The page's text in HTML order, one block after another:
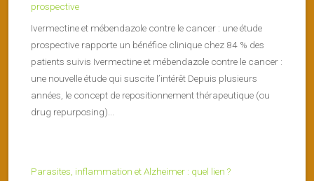
prospective
Ivermectine et mébendazole contre le cancer : une étude
prospective rapporte un bénéfice clinique chez 84 % des
patients suivis Ivermectine et mébendazole contre le cancer :
une nouvelle étude qui suscite l’intérêt Depuis plusieurs
années, le concept de repositionnement thérapeutique (ou
drug repurposing)...
Parasites, inflammation et Alzheimer : quel lien ?